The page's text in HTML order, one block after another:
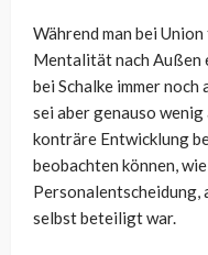
Während man bei
Mentalität nach Außen
bei Schalke immer
sei aber genauso
konträre Entwicklung
beobachten können,
Personalentscheidung,
selbst beteiligt war.